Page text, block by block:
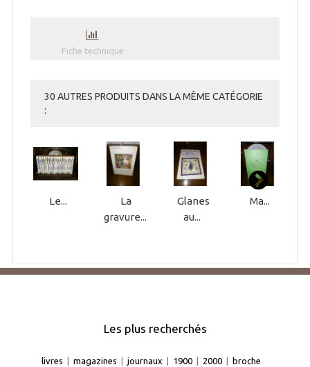
Fiche technique
30 AUTRES PRODUITS DANS LA MÊME CATÉGORIE
:
Le...
La
gravure...
Glanes
au...
Ma...
Les plus recherchés
livres | magazines | journaux | 1900 | 2000 | broche